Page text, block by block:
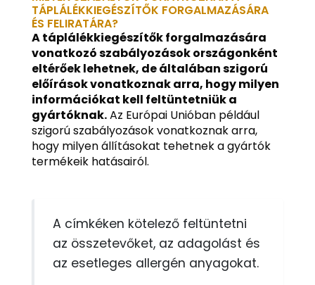
TÁPLÁLÉKKIEGÉSZÍTŐK FORGALMAZÁSÁRA
ÉS FELIRATÁRA?
A táplálékkiegészítők forgalmazására
vonatkozó szabályozások országonként
eltérőek lehetnek, de általában szigorú
előírások vonatkoznak arra, hogy milyen
információkat kell feltüntetniük a
gyártóknak.Az Európai Unióban például
szigorú szabályozások vonatkoznak arra,
hogy milyen állításokat tehetnek a gyártók
termékeik hatásairól.
A címkéken kötelező feltüntetni
az összetevőket, az adagolást és
az esetleges allergén anyagokat.